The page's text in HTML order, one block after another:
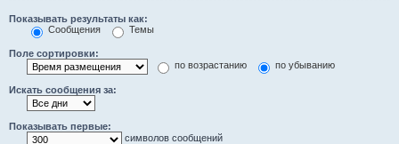
Показывать результаты как:
Сообщения
Темы
Поле сортировки:
по возрастанию
по убыванию
Искать сообщения за:
Показывать первые:
символов сообщений